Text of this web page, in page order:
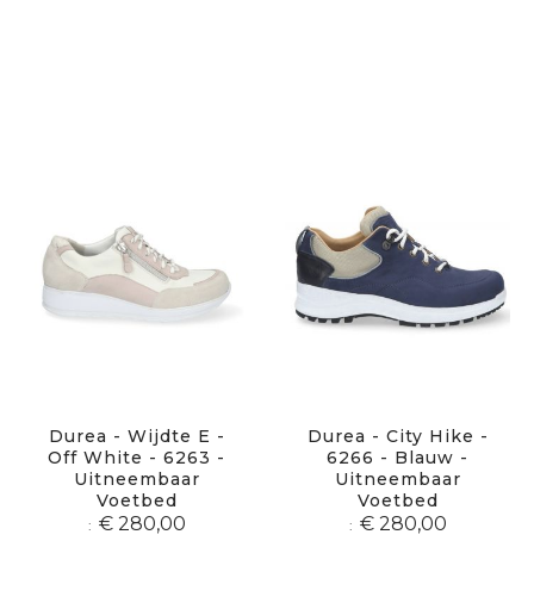
Durea - Wijdte E -
Off White - 6263 -
Uitneembaar
Voetbed
€ 280,00
Durea - City Hike -
6266 - Blauw -
Uitneembaar
Voetbed
€ 280,00